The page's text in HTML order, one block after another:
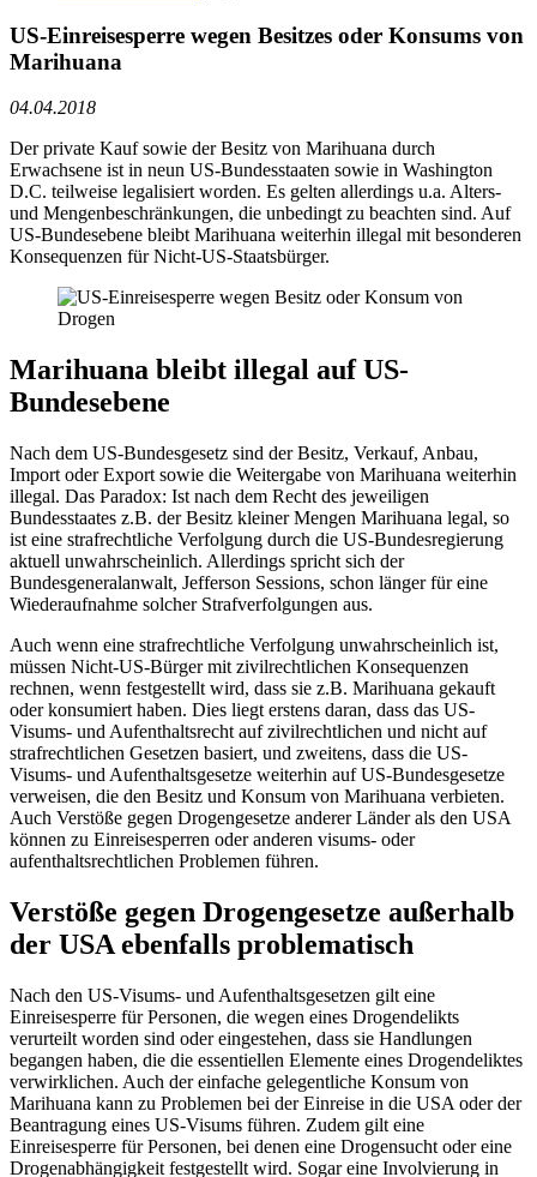
US-Einreisesperre wegen Besitzes oder Konsums von
Marihuana
04.04.2018
Der private Kauf sowie der Besitz von Marihuana durch
Erwachsene ist in neun US-Bundesstaaten sowie in Washington
D.C. teilweise legalisiert worden. Es gelten allerdings u.a. Alters-
und Mengenbeschränkungen, die unbedingt zu beachten sind. Auf
US-Bundesebene bleibt Marihuana weiterhin illegal mit besonderen
Konsequenzen für Nicht-US-Staatsbürger.
Marihuana bleibt illegal auf US-
Bundesebene
Nach dem US-Bundesgesetz sind der Besitz, Verkauf, Anbau,
Import oder Export sowie die Weitergabe von Marihuana weiterhin
illegal. Das Paradox: Ist nach dem Recht des jeweiligen
Bundesstaates z.B. der Besitz kleiner Mengen Marihuana legal, so
ist eine strafrechtliche Verfolgung durch die US-Bundesregierung
aktuell unwahrscheinlich. Allerdings spricht sich der
Bundesgeneralanwalt, Jefferson Sessions, schon länger für eine
Wiederaufnahme solcher Strafverfolgungen aus.
Auch wenn eine strafrechtliche Verfolgung unwahrscheinlich ist,
müssen Nicht-US-Bürger mit zivilrechtlichen Konsequenzen
rechnen, wenn festgestellt wird, dass sie z.B. Marihuana gekauft
oder konsumiert haben. Dies liegt erstens daran, dass das US-
Visums- und Aufenthaltsrecht auf zivilrechtlichen und nicht auf
strafrechtlichen Gesetzen basiert, und zweitens, dass die US-
Visums- und Aufenthaltsgesetze weiterhin auf US-Bundesgesetze
verweisen, die den Besitz und Konsum von Marihuana verbieten.
Auch Verstöße gegen Drogengesetze anderer Länder als den USA
können zu Einreisesperren oder anderen visums- oder
aufenthaltsrechtlichen Problemen führen.
Verstöße gegen Drogengesetze außerhalb
der USA ebenfalls problematisch
Nach den US-Visums- und Aufenthaltsgesetzen gilt eine
Einreisesperre für Personen, die wegen eines Drogendelikts
verurteilt worden sind oder eingestehen, dass sie Handlungen
begangen haben, die die essentiellen Elemente eines Drogendeliktes
verwirklichen. Auch der einfache gelegentliche Konsum von
Marihuana kann zu Problemen bei der Einreise in die USA oder der
Beantragung eines US-Visums führen. Zudem gilt eine
Einreisesperre für Personen, bei denen eine Drogensucht oder eine
Drogenabhängigkeit festgestellt wird. Sogar eine Involvierung in